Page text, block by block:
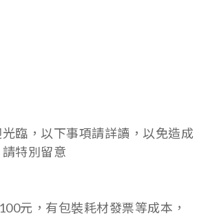
臨，以下事項請詳讀，以免造成
特別留意
元，有包裝耗材發票等成本，